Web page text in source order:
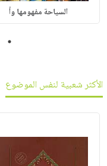
السياحة مفهومها وأ
1
الأكثر شعبية لنفس الموضوع